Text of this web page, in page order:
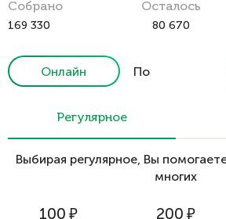
Cобрано
169 330
Осталось
80 670
Онлайн
По
Регулярное
Выбирая регулярное, Вы
многих
100 ₽ 200 ₽